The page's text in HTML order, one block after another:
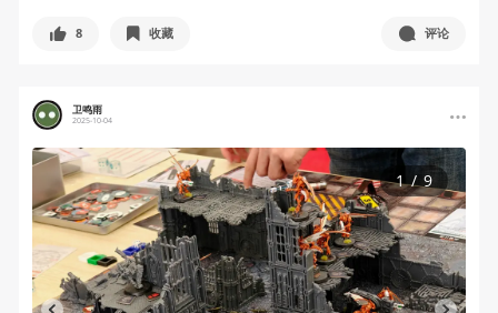
8 收藏 评论
卫鸣雨
2025-10-04
1/ 9